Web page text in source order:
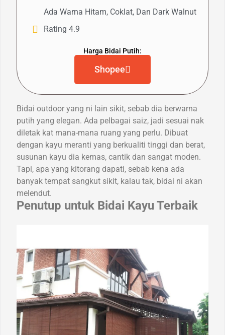
Ada Warna Hitam, Coklat, Dan Dark Walnut
Rating 4.9
Harga Bidai Putih:
Shopee
Bidai outdoor yang ni lain sikit, sebab dia berwarna
putih yang elegan. Ada pelbagai saiz, jadi sesuai nak
diletak kat mana-mana ruang yang perlu. Dibuat
dengan kayu meranti yang berkualiti tinggi dan berat,
susunan kayu dia kemas, cantik dan sangat moden.
Tapi, apa yang kitorang dapati, sebab kena ada
banyak tempat sangkut sikit, kalau tak, bidai ni akan
melendut.
Penutup untuk Bidai Kayu Terbaik